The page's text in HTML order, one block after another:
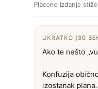
Plaćeno izdanje
UKRATKO (30
Ako te nešto
Konfuzija
izostanak